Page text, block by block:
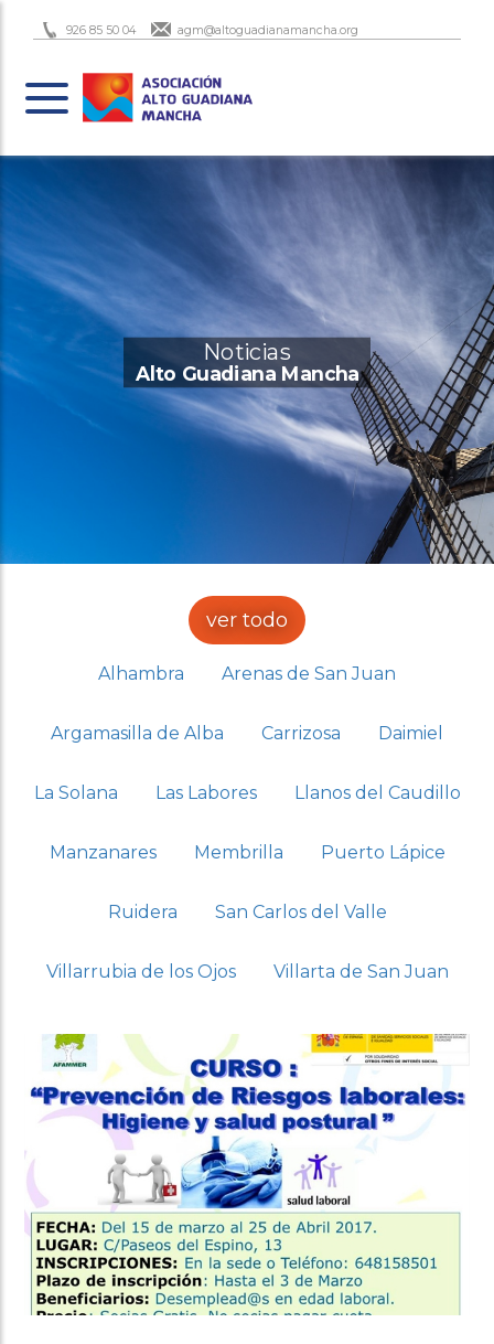
926 85 50 04 agm@altoguadianamancha.org
Noticias
Alto Guadiana Mancha
ver todo
Alhambra Arenas de San Juan
Argamasilla de Alba Carrizosa Daimiel
La Solana Las Labores Llanos del Caudillo
Manzanares Membrilla Puerto Lápice
Ruidera San Carlos del Valle
Villarrubia de los Ojos Villarta de San Juan